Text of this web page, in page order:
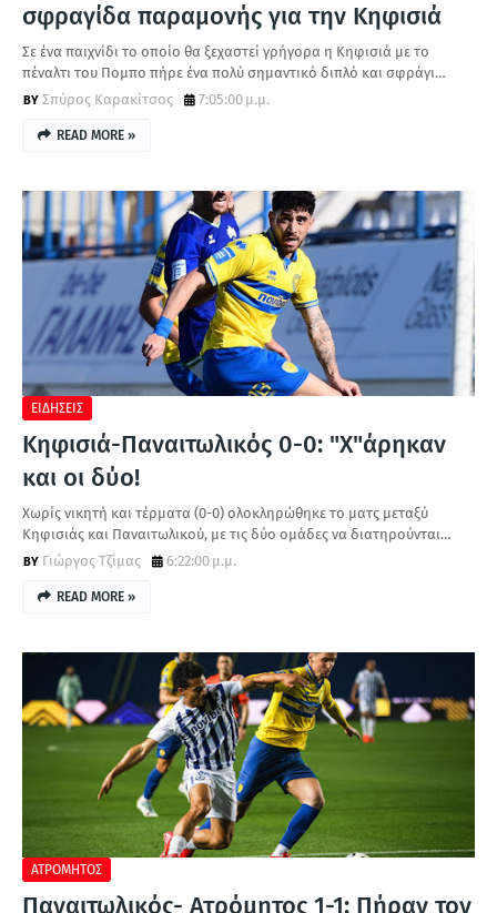
σφραγίδα παραμονής για την Κηφισιά
Σε ένα παιχνίδι το οποίο θα ξεχαστεί γρήγορα η Κηφισιά με το
πέναλτι του Πομπο πήρε ένα πολύ σημαντικό διπλό και σφράγι…
Σπύρος Καρακίτσος
7:05:00 μ.μ.
READ MORE »
ΕΙΔΗΣΕΙΣ
Κηφισιά-Παναιτωλικός 0-0: "Χ"άρηκαν
και οι δύο!
Χωρίς νικητή και τέρματα (0-0) ολοκληρώθηκε το ματς μεταξύ
Κηφισιάς και Παναιτωλικού, με τις δύο ομάδες να διατηρούνται…
Γιώργος Τζίμας
6:22:00 μ.μ.
READ MORE »
ΑΤΡΟΜΗΤΟΣ
Παναιτωλικός- Ατρόμητος 1-1: Πήραν τον